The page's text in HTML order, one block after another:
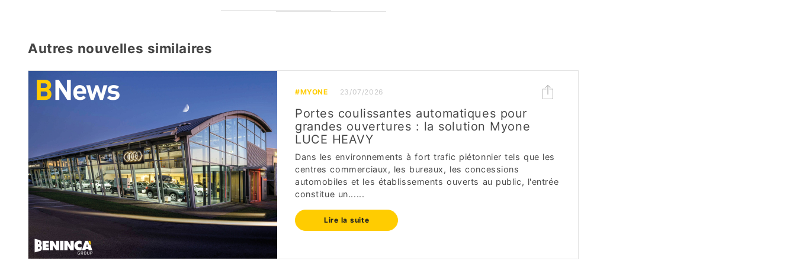
Autres nouvelles similaires
#MYONE 23/07/2026
Portes coulissantes automatiques pour
grandes ouvertures : la solution Myone
LUCE HEAVY
Dans les environnements à fort trafic piétonnier tels que les
centres commerciaux, les bureaux, les concessions
automobiles et les établissements ouverts au public, l'entrée
constitue un......
Lire la suite